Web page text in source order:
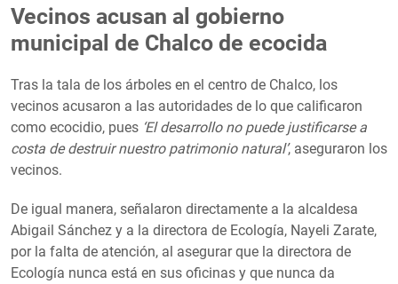
Vecinos acusan al gobierno
municipal de Chalco de ecocida
Tras la tala de los árboles en el centro de Chalco, los
vecinos acusaron a las autoridades de lo que calificaron
como ecocidio, pues ‘El desarrollo no puede justificarse a
costa de destruir nuestro patrimonio natural’, aseguraron los
vecinos.
De igual manera, señalaron directamente a la alcaldesa
Abigail Sánchez y a la directora de Ecología, Nayeli Zarate,
por la falta de atención, al asegurar que la directora de
Ecología nunca está en sus oficinas y que nunca da